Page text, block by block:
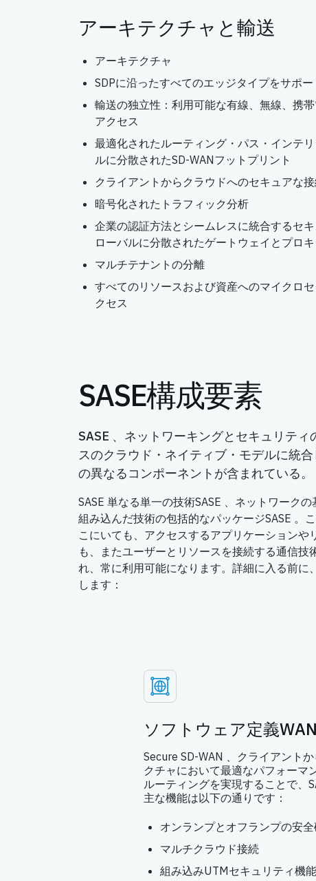
アーキテクチャと輸送
アーキテクチャ
SDPに沿ったすべてのエッジタイプをサポー
輸送の独立性：利用可能な有線、無線、携
アクセス
最適化されたルーティング・パス・インテ
ルに分散されたSD-WANフットプリント
クライアントからクラウドへのセキュアな
暗号化されたトラフィック分析
企業の認証方法とシームレスに統合するセ
ローバルに分散されたゲートウェイとプロ
マルチテナントの分離
すべてのリソースおよび資産へのマイクロ
クセス
SASE構成要素
SASE 、ネットワーキングとセキュリテ
スのクラウド・ネイティブ・モデルに統
の異なるコンポーネントが含まれている。
SASE 単なる単一の技術SASE 、ネットワーク
組み込んだ技術の包括的なパッケージSASE 。
こにいても、アクセスするアプリケーションや
も、またユーザーとリソースを接続する通信技
れ、常に利用可能になります。詳細に入る前に
します：
ソフトウェア定義WAN
Secure SD-WAN 、クライアント
クチャにおいて最適なパフォーマ
ルーティングを実現することで、
主な機能は以下の通りです：
オンランプとオフランプの安
マルチクラウド接続
組み込みUTMセキュリティ機能